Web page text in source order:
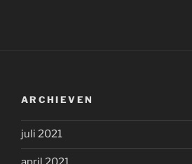
ARCHIEVEN
juli 2021